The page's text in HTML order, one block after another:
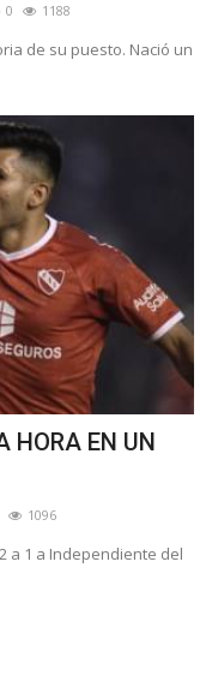
0 1188
de su puesto. Nació un
HORA EN UN
1096
a 1 a Independiente del